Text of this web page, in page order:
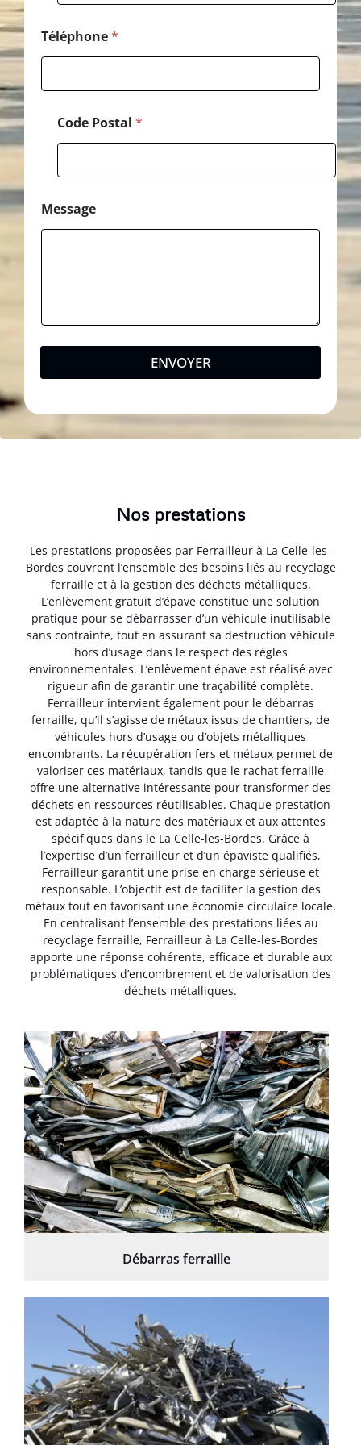
e
Téléphone*
Code Postal *
Message
ENVOYER
Nos prestations
Les prestations proposées par Ferrailleur à La Celle-les-
Bordes couvrent l’ensemble des besoins liés au recyclage
ferraille et à la gestion des déchets métalliques.
L’enlèvement gratuit d’épave constitue une solution
pratique pour se débarrasser d’un véhicule inutilisable
sans contrainte, tout en assurant sa destruction véhicule
hors d’usage dans le respect des règles
environnementales. L’enlèvement épave est réalisé avec
rigueur afin de garantir une traçabilité complète.
Ferrailleur intervient également pour le débarras
ferraille, qu’il s’agisse de métaux issus de chantiers, de
véhicules hors d’usage ou d’objets métalliques
encombrants. La récupération fers et métaux permet de
valoriser ces matériaux, tandis que le rachat ferraille
offre une alternative intéressante pour transformer des
déchets en ressources réutilisables. Chaque prestation
est adaptée à la nature des matériaux et aux attentes
spécifiques dans le La Celle-les-Bordes. Grâce à
l’expertise d’un ferrailleur et d’un épaviste qualifiés,
Ferrailleur garantit une prise en charge sérieuse et
responsable. L’objectif est de faciliter la gestion des
métaux tout en favorisant une économie circulaire locale.
En centralisant l’ensemble des prestations liées au
recyclage ferraille, Ferrailleur à La Celle-les-Bordes
apporte une réponse cohérente, efficace et durable aux
problématiques d’encombrement et de valorisation des
déchets métalliques.
Débarras ferraille